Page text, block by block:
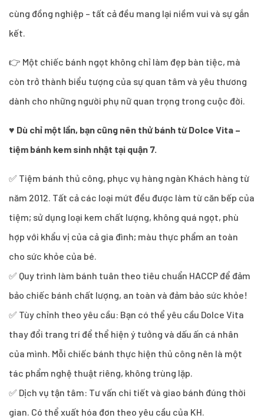
cùng đồng nghiệp – tất cả đều mang lại niềm vui và sự gắn
kết.
👉 Một chiếc bánh ngọt không chỉ làm đẹp bàn tiệc, mà
còn trở thành biểu tượng của sự quan tâm và yêu thương
dành cho những người phụ nữ quan trọng trong cuộc đời.
♥ Dù chỉ một lần, bạn cũng nên thử bánh từ Dolce Vita –
tiệm bánh kem sinh nhật tại quận 7.
✅ Tiệm bánh thủ công, phục vụ hàng ngàn Khách hàng từ
năm 2012. Tất cả các loại mứt đều được làm từ căn bếp của
tiệm; sử dụng loại kem chất lượng, không quá ngọt, phù
hợp với khẩu vị của cả gia đình; màu thực phẩm an toàn
cho sức khỏe của bé.
✅ Quy trình làm bánh tuân theo tiêu chuẩn HACCP để đảm
bảo chiếc bánh chất lượng, an toàn và đảm bảo sức khỏe!
✅ Tùy chỉnh theo yêu cầu: Bạn có thể yêu cầu Dolce Vita
thay đổi trang trí để thể hiện ý tưởng và dấu ấn cá nhân
của mình. Mỗi chiếc bánh thực hiện thủ công nên là một
tác phẩm nghệ thuật riêng, không trùng lặp.
✅ Dịch vụ tận tâm: Tư vấn chi tiết và giao bánh đúng thời
gian. Có thể xuất hóa đơn theo yêu cầu của KH.